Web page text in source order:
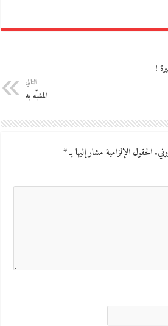
!
التالي
المشبّه به
الحقول الإلزامية مشار إليها بـ*